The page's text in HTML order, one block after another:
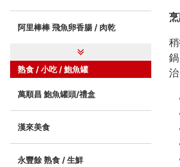
阿里棒棒 飛魚卵香腸 / 肉乾
熟食 / 小吃 / 鮑魚罐
萬順昌 鮑魚罐頭/禮盒
漢來美食
永豐餘 熟食 / 生鮮